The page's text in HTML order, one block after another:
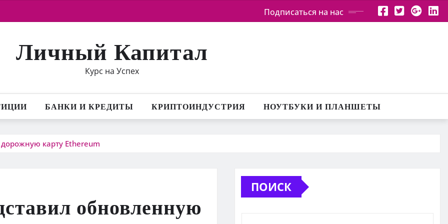
Подписаться на нас
Личный Капитал
Курс на Успех
БАНКИ И КРЕДИТЫ КРИПТОИНДУСТРИЯ НОУТБУКИ И ПЛАНШЕТЫ
карту Ethereum
обновленную
ПОИСК